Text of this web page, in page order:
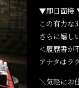
▼即日面接
この有力な
さらに嬉し
＜履歴書が
アナタはラ
＼気軽にお